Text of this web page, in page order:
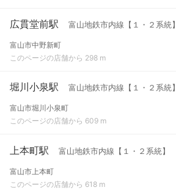
広貫堂前駅 富山地鉄市内線【１・２系統】
富山市中野新町
このページの店舗から 298 m
堀川小泉駅 富山地鉄市内線【１・２系統】
富山市堀川小泉町
このページの店舗から 609 m
上本町駅 富山地鉄市内線【１・２系統】
富山市上本町
このページの店舗から 618 m